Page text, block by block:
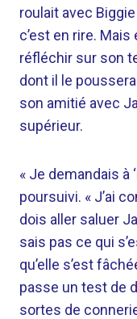
roulait avec
c’est en rire.
réfléchir sur son
dont il le
son amitié avec
supérieur.
« Je demandais à
poursuivi. « J’ai
dois aller saluer
sais pas ce qui
qu’elle s’est
passe un test de
sortes de